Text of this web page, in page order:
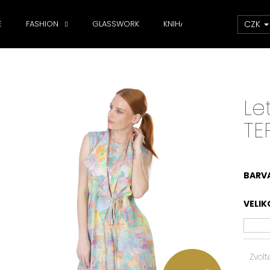
FASHION GLASSWORK KNIHA CZK
Doporučujeme